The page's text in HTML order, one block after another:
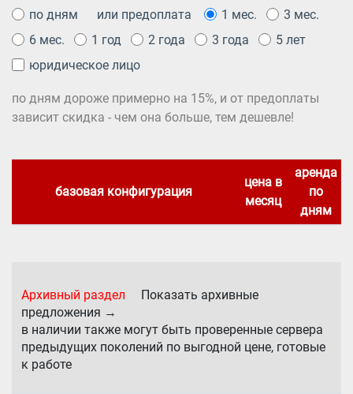
по дням или предоплата 1 мес.
3 мес.
6 мес.
1 год 2 года 3 года
5 лет
юридическое лицо
по дням дороже примерно на 15%, и от предоплаты
зависит скидка - чем она больше, тем дешевле!
базовая конфигурация
цена в
месяц
аренда
по
дням
Архивный раздел Показать архивные
предложения →
в наличии также могут быть проверенные сервера
предыдущих поколений по выгодной цене, готовые
к работе